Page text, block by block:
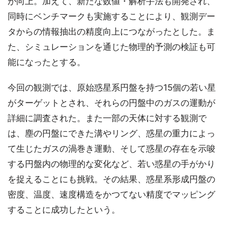
同時にベンチマークも実施することにより、観測デー
タからの情報抽出の精度向上につながったとした。ま
た、シミュレーションを通じた物理的予測の検証も可
能になったとする。
今回の観測では、原始惑星系円盤を持つ15個の若い星
がターゲットとされ、それらの円盤中のガスの運動が
詳細に調査された。また一部の天体に対する観測で
は、塵の円盤にできた溝やリング、惑星の重力によっ
て生じたガスの渦巻き運動、そして惑星の存在を示唆
する円盤内の物理的な変化など、若い惑星の手がかり
を捉えることにも挑戦。その結果、惑星系形成円盤の
密度、温度、速度構造をかつてない精度でマッピング
することに成功したという。